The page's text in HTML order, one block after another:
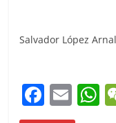
Salvador López Arnal
F
a
E
m